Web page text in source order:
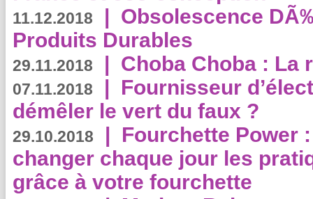
11.12.2018 | Obsolescence
Produits Durables
29.11.2018 | Choba Choba : La
07.11.2018 | Fournisseur
démêler le vert du faux ?
29.10.2018 | Fourchette Power
changer chaque jour les
grâce à votre fourchette